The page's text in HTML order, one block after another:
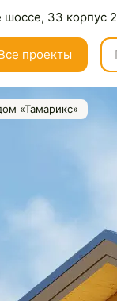
шоссе, 33 корпус 2
проекты
«Тамарикс»